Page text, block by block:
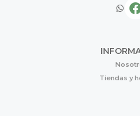
Tiendas y